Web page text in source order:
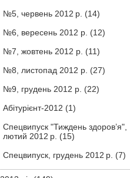
№5, червень 2012 р. (14)
№6, вересень 2012 р. (12)
№7, жовтень 2012 р. (11)
№8, листопад 2012 р. (27)
№9, грудень 2012 р. (22)
Абітурієнт-2012 (1)
Спецвипуск "Тиждень здоров’я",
лютий 2012 р. (15)
Спецвипуск, грудень 2012 р. (7)